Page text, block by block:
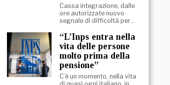
Cassa integrazione, dalle
ore autorizzate nuovo
segnale di difficoltà per…
“L’Inps entra nella
vita delle persone
molto prima della
pensione”
C’è un momento, nella vita